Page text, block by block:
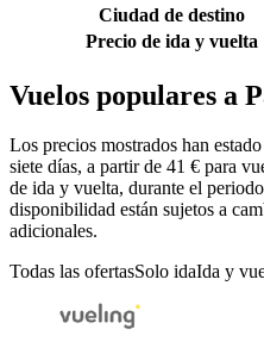
Ciudad de destino
Precio de ida y vuelta
Vuelos populares a
Los precios mostrados han
siete días, a partir de 41 € para
de ida y vuelta, durante el
disponibilidad están sujetos a
adicionales.
Todas las ofertasSolo idaIda y